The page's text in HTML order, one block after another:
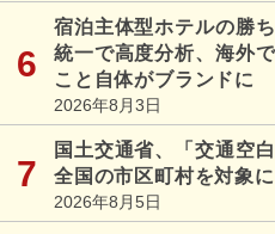
宿泊主体型ホテルの勝
統一で高度分析、海外
こと自体がブランドに
2026年8月3日
国土交通省、「交通空
全国の市区町村を対象
2026年8月5日